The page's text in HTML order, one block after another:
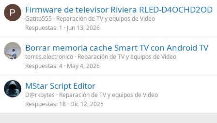
Firmware de televisor Riviera RLED-D4OCHD2OD
Gatito555
Reparación de TV y equipos de Video
Respuestas 1 Jun 13, 2026
Borrar memoria cache Smart TV con Android TV
torres.electronico Reparación de TV y equipos de Video
Respuestas 4 May 4, 2026
MStar Script Editor
D@rkbytes
Reparación de TV y equipos de Video
Respuestas 18 Dic 12, 2025